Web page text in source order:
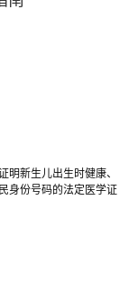
明新生儿出生时健康、
身份号码的法定医学证